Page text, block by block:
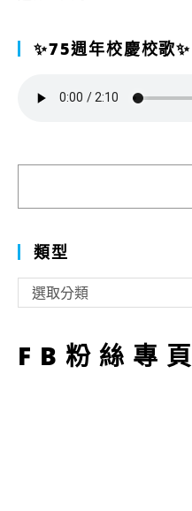
✨75週年校慶校歌✨
類型
型
選取分類
FB粉絲專頁